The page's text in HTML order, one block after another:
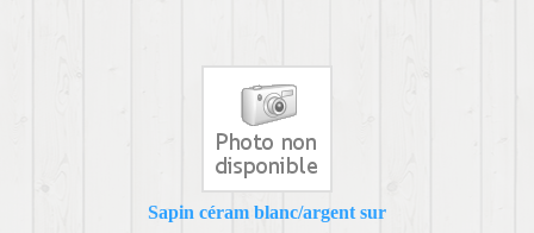
Sapin céram blanc/argent sur